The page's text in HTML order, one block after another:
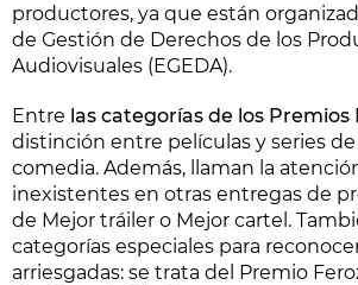
productores, ya que están
de Gestión de Derechos de los
Audiovisuales (EGEDA).
Entre las categorías de los Premios
distinción entre películas y series
comedia. Además, llaman la
inexistentes en otras entregas de
de Mejor tráiler o Mejor cartel.
categorías especiales para
arriesgadas: se trata del Premio